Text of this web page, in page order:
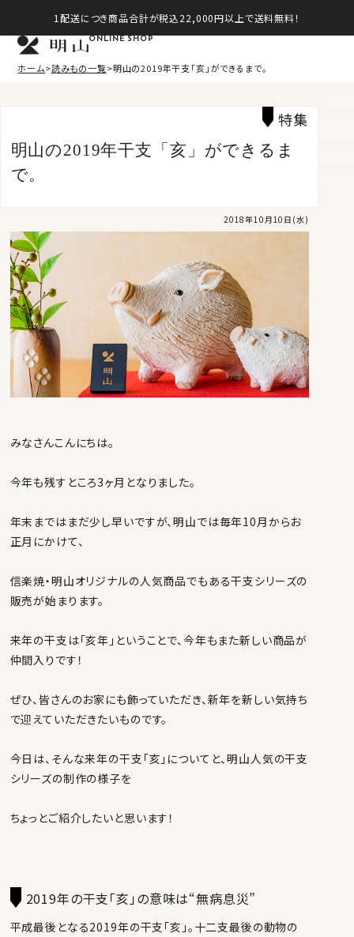
1配送につき商品合計が税込22,000円以上で送料無料！
ONLINE SHOP
ホーム 読みもの一覧 明山の2019年干支「亥」ができるまで。
明山の2019年干支「亥」ができるま
で。
特集
2018年10月10日(水)
みなさんこんにちは。
今年も残すところ3ヶ月となりました。
年末まではまだ少し早いですが、明山では毎年10月からお
正月にかけて、
信楽焼・明山オリジナルの人気商品でもある干支シリーズの
販売が始まります。
来年の干支は「亥年」ということで、今年もまた新しい商品が
仲間入りです！
ぜひ、皆さんのお家にも飾っていただき、新年を新しい気持ち
で迎えていただきたいものです。
今日は、そんな来年の干支「亥」についてと、明山人気の干支
シリーズの制作の様子を
ちょっとご紹介したいと思います！
2019年の干支「亥」の意味は“無病息災”
平成最後となる2019年の干支「亥」。十二支最後の動物の